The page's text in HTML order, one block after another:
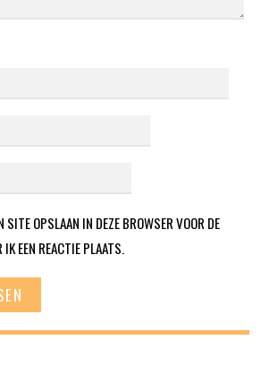
SITE OPSLAAN IN DEZE BROWSER VOOR DE
IK EEN REACTIE PLAATS.